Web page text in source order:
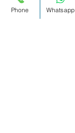
Phone Whatsapp